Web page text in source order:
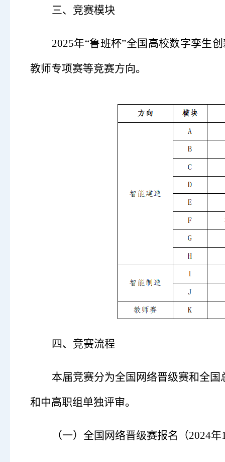
三、竞赛模块
2025年“鲁班杯”全国高校数字孪生
教师专项赛等竞赛方向。
四、竞赛流程
本届竞赛分为全国网络晋级赛和全
和中高职组单独评审。
（一） 全国网络晋级赛报名（2024年